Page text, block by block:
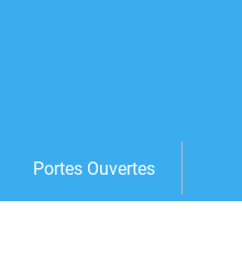
Portes Ouvertes